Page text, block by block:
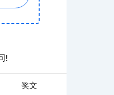
奖文